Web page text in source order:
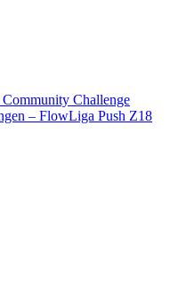
Challenge
– FlowLiga Push Z18